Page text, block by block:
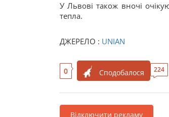
У Львові також вночі
тепла.
ДЖЕРЕЛО : UNIAN
0 Сподобалося 224
Відключити рекламу